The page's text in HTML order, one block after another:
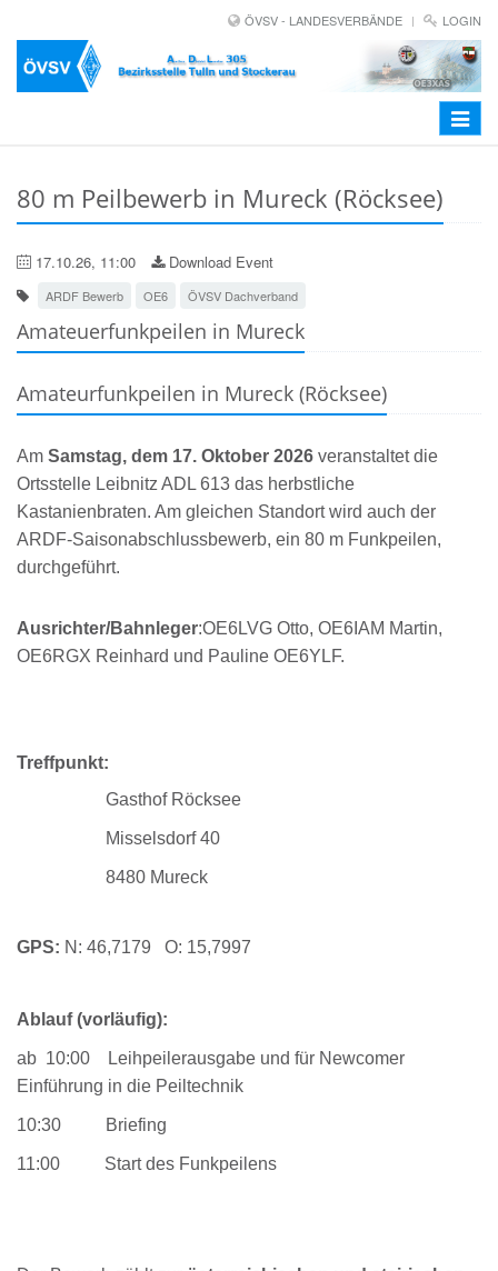
ÖVSV - LANDESVERBÄNDE LOGIN
Toggle
80 m Peilbewerb in Mureck (Röcksee)
17.10.26, 11:00 Download Event
ARDF Bewerb OE6 ÖVSV Dachverband
Amateuerfunkpeilen in Mureck
Amateurfunkpeilen in Mureck (Röcksee)
Am Samstag, dem 17. Oktober 2026 veranstaltet die
Ortsstelle Leibnitz ADL 613 das herbstliche
Kastanienbraten. Am gleichen Standort wird auch der
ARDF-Saisonabschlussbewerb, ein 80 m Funkpeilen,
durchgeführt.
Ausrichter/Bahnleger:OE6LVG Otto, OE6IAM Martin,
OE6RGX Reinhard und Pauline OE6YLF.
Treffpunkt:
Gasthof Röcksee
Misselsdorf 40
8480 Mureck
GPS: N: 46,7179 O: 15,7997
Ablauf (vorläufig):
ab 10:00 Leihpeilerausgabe und für Newcomer
Einführung in die Peiltechnik
10:30 Briefing
11:00 Start des Funkpeilens